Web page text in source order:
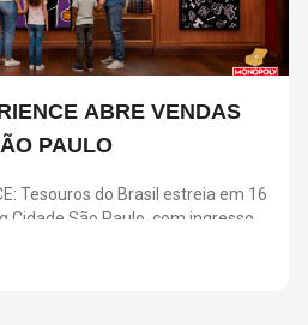
ABRE VENDAS
PAULO
Tesouros do Brasil estreia em 16
São Paulo, com ingressos
para clientes Nubank acontece
a venda geral começa no dia 6.